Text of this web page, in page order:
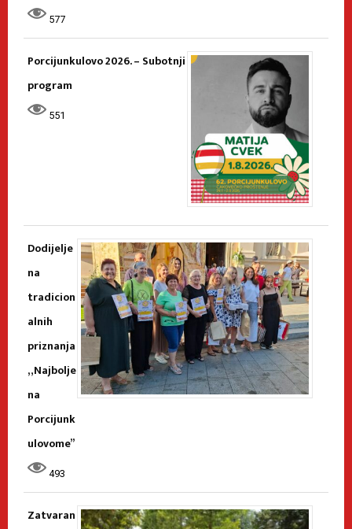
577
Porcijunkulovo 2026. – Subotnji
program
551
Dodijelje
na
tradicion
alnih
priznanja
„Najbolje
na
Porcijunk
ulovome”
493
Zatvaran